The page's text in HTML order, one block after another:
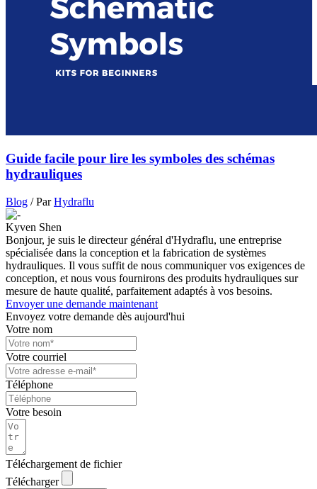
Guide facile pour lire les symboles des schémas
hydrauliques
Blog / ParHydraflu
Kyven Shen
Bonjour, je suis le directeur général d'Hydraflu, une entreprise
spécialisée dans la conception et la fabrication de systèmes
hydrauliques. Il vous suffit de nous communiquer vos exigences de
conception, et nous vous fournirons des produits hydrauliques sur
mesure de haute qualité, parfaitement adaptés à vos besoins.
Envoyer une demande maintenant
Envoyez votre demande dès aujourd'hui
Votre nom
Votre courriel
Téléphone
Votre besoin
Téléchargement de fichier
Télécharger